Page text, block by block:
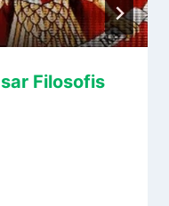
Filosofis